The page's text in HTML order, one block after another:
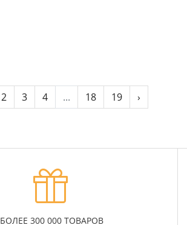
2 3 4 ... 18 19 ›
БОЛЕЕ 300 000 ТОВАРОВ